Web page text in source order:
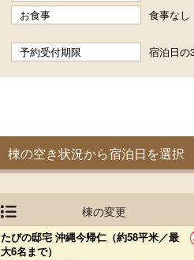
お食事
食事なし
予約受付期限
宿泊日の
棟の空き状況から宿泊日を選択
棟の変更
たびの邸宅 沖縄今帰仁（約58平米／最
大6名まで）